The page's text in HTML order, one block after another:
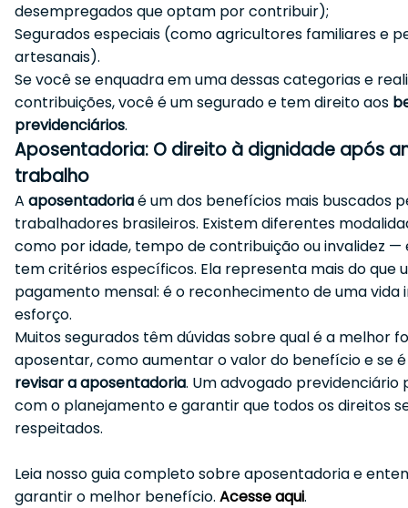
desempregados que optam por contribuir);
Segurados especiais (como agricultores familiares e
artesanais).
Se você se enquadra em uma dessas categorias e
contribuições, você é um segurado e tem direito aos
previdenciários.
Aposentadoria: O direito à dignidade após
trabalho
A aposentadoriaé um dos benefícios mais buscados
trabalhadores brasileiros. Existem diferentes
como por idade, tempo de contribuição ou invalidez —
tem critérios específicos. Ela representa mais do que
pagamento mensal: é o reconhecimento de uma vida
esforço.
Muitos segurados têm dúvidas sobre qual é a melhor
aposentar, como aumentar o valor do benefício e se
revisar a aposentadoria. Um advogado previdenciário
com o planejamento e garantir que todos os direitos
respeitados.
Leia nosso guia completo sobre aposentadoria e
garantir o melhor benefício. Acesse aqui.